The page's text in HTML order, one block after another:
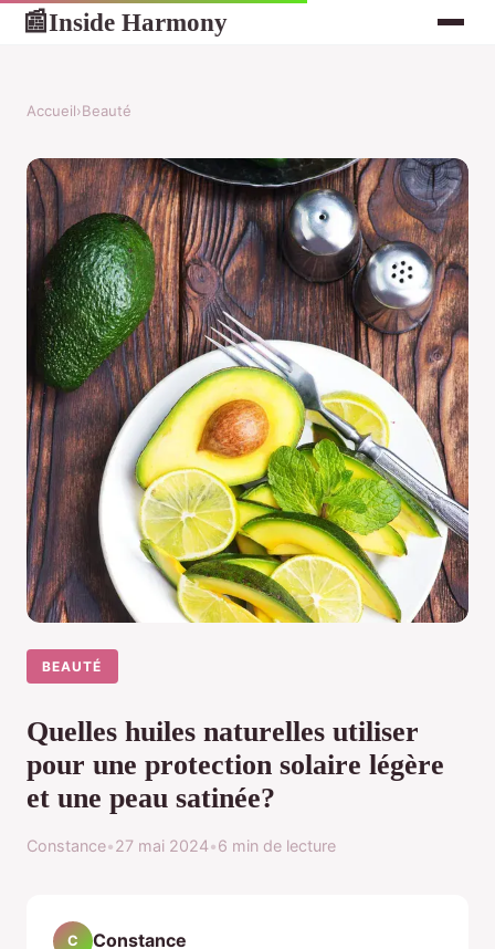
📰Inside Harmony
Accueil›Beauté
BEAUTÉ
Quelles huiles naturelles utiliser
pour une protection solaire légère
et une peau satinée?
Constance•27 mai 2024•6 min de lecture
C Constance